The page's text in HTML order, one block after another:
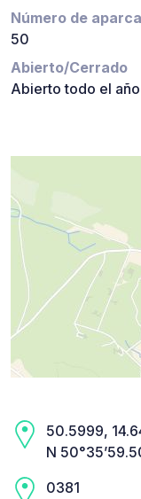
Número de
50
Abierto/Cerrado
Abierto todo el año
50.5999,
N
0381